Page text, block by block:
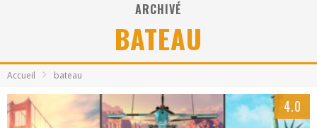
« Le Béton et le Bambou / Propositions pour Mayotte et le Monde. » - Améliorations !
PsyRiver 2026 : la magie revient sur les rives de l’Aar
ARCHIVÉ
BATEAU
Accueil bateau
4.0